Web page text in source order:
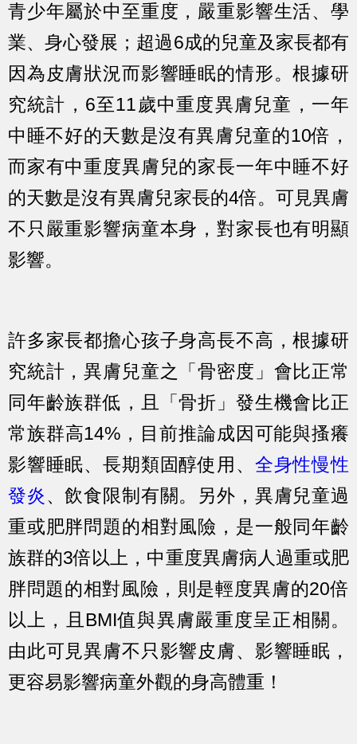
青少年屬於中至重度，嚴重影響生活、學
業、身心發展；超過6成的兒童及家長都有
因為皮膚狀況而影響睡眠的情形。根據研
究統計，6至11歲中重度異膚兒童，一年
中睡不好的天數是沒有異膚兒童的10倍，
而家有中重度異膚兒的家長一年中睡不好
的天數是沒有異膚兒家長的4倍。可見異膚
不只嚴重影響病童本身，對家長也有明顯
影響。
許多家長都擔心孩子身高長不高，根據研
究統計，異膚兒童之「骨密度」會比正常
同年齡族群低，且「骨折」發生機會比正
常族群高14%，目前推論成因可能與搔癢
影響睡眠、長期類固醇使用、 全身性慢性
發炎、飲食限制有關。另外，異膚兒童過
重或肥胖問題的相對風險，是一般同年齡
族群的3倍以上，中重度異膚病人過重或肥
胖問題的相對風險，則是輕度異膚的20倍
以上，且BMI值與異膚嚴重度呈正相關。
由此可見異膚不只影響皮膚、影響睡眠，
更容易影響病童外觀的身高體重！